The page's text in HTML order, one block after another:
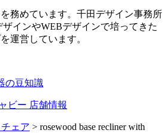
務めています。千田デザイン事務所
インやWEBデザインで培ってきた
運営しています。
の豆知識
ビー 店舗情報
ェア > rosewood base recliner with